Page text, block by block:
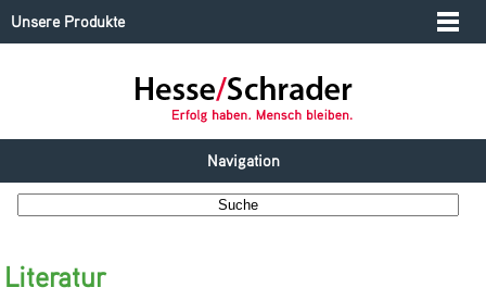
Unsere Produkte
Navigation
Literatur